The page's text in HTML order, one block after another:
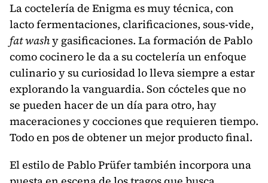
La coctelería de Enigma es muy técnica, con
lacto fermentaciones, clarificaciones, sous-vide,
fat washy gasificaciones. La formación de Pablo
como cocinero le da a su coctelería un enfoque
culinario y su curiosidad lo lleva siempre a estar
explorando la vanguardia. Son cócteles que no
se pueden hacer de un día para otro, hay
maceraciones y cocciones que requieren tiempo.
Todo en pos de obtener un mejor producto final.
El estilo de Pablo Prüfer también incorpora una